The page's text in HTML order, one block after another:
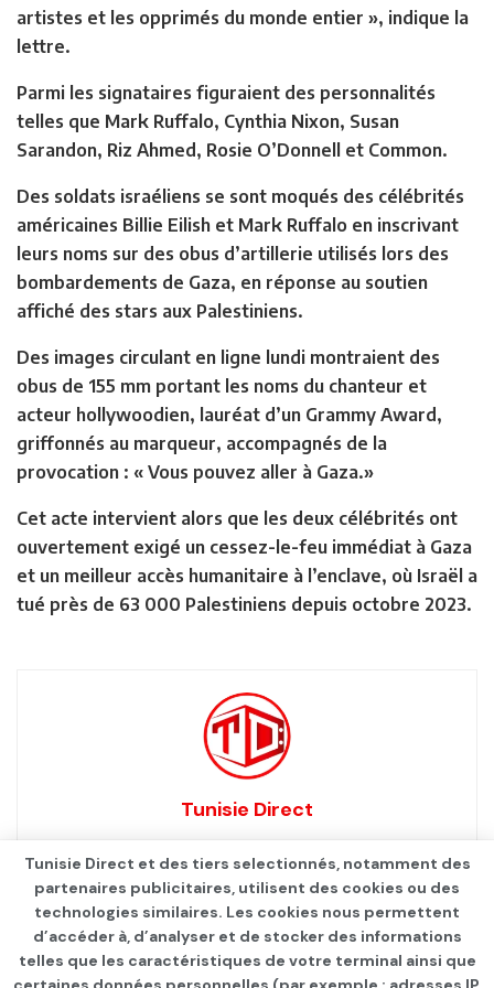
artistes et les opprimés du monde entier », indique la
lettre.
Parmi les signataires figuraient des personnalités
telles que Mark Ruffalo, Cynthia Nixon, Susan
Sarandon, Riz Ahmed, Rosie O’Donnell et Common.
Des soldats israéliens se sont moqués des célébrités
américaines Billie Eilish et Mark Ruffalo en inscrivant
leurs noms sur des obus d’artillerie utilisés lors des
bombardements de Gaza, en réponse au soutien
affiché des stars aux Palestiniens.
Des images circulant en ligne lundi montraient des
obus de 155 mm portant les noms du chanteur et
acteur hollywoodien, lauréat d’un Grammy Award,
griffonnés au marqueur, accompagnés de la
provocation : « Vous pouvez aller à Gaza.»
Cet acte intervient alors que les deux célébrités ont
ouvertement exigé un cessez-le-feu immédiat à Gaza
et un meilleur accès humanitaire à l’enclave, où Israël a
tué près de 63 000 Palestiniens depuis octobre 2023.
Tunisie Direct
Tunisie Direct et des tiers selectionnés, notamment des
partenaires publicitaires, utilisent des cookies ou des
technologies similaires. Les cookies nous permettent
d’accéder à, d’analyser et de stocker des informations
telles que les caractéristiques de votre terminal ainsi que